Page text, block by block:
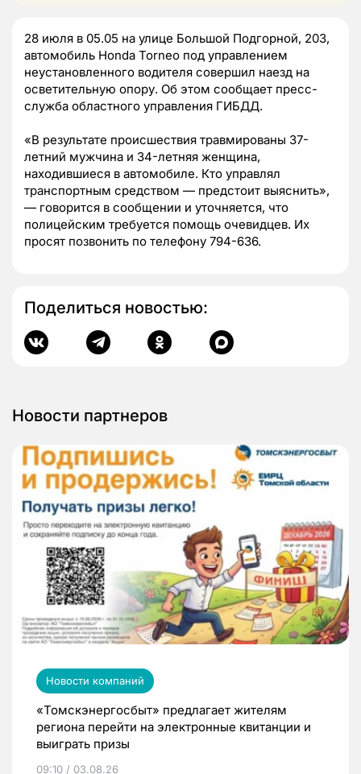
28 июля в 05.05 на улице Большой Подгорной, 203,
автомобиль Honda Torneo под управлением
неустановленного водителя совершил наезд на
осветительную опору. Об этом сообщает пресс-
служба областного управления ГИБДД.
«В результате происшествия травмированы 37-
летний мужчина и 34-летняя женщина,
находившиеся в автомобиле. Кто управлял
транспортным средством — предстоит выяснить»,
— говорится в сообщении и уточняется, что
полицейским требуется помощь очевидцев. Их
просят позвонить по телефону 794-636.
Поделиться новостью:
Новости партнеров
Новости компаний
«Томскэнергосбыт» предлагает жителям
региона перейти на электронные квитанции и
выиграть призы
09:10 / 03.08.26